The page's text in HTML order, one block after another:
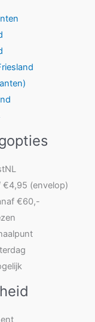
€4,95 (envelop)
€60,-